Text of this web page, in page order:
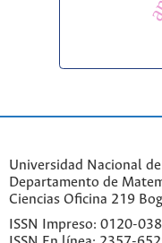
Universidad Nacional
Departamento de
Ciencias Oficina 219
ISSN Impreso: 0120-